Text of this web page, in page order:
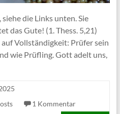
die Links unten. Sie
das Gute! (1. Thess. 5,21)
Vollständigkeit: Prüfer sein
wie Prüfling. Gott adelt uns,
1 Kommentar